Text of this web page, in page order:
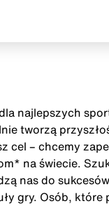
najlepszych
tworzą
cel – chcemy
na świecie.
nas do
gry. Osób,